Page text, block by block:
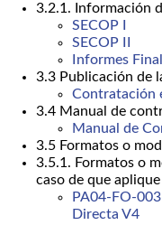
3.2.1. Información
SECOP I
SECOP II
Informes
3.3 Publicación de
Contratación
3.4 Manual de
Manual de
3.5 Formatos o
3.5.1. Formatos o
caso de que aplique
PA04-FO-
Directa V4